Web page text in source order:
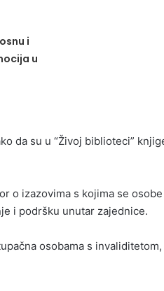
i
u
da su u “Živoj biblioteci”
o izazovima s kojima se
i podršku unutar zajednice.
osobama s